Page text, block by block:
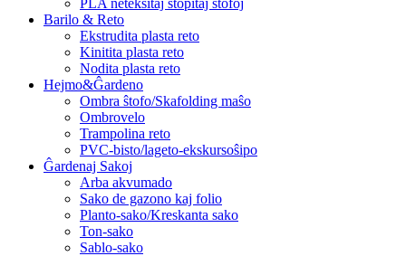
Barilo & Reto
Ekstrudita plasta reto
Kinitita plasta reto
Nodita plasta reto
Hejmo&Ĝardeno
Ombra ŝtofo/Skafolding maŝo
Ombrovelo
Trampolina reto
PVC-bisto/lageto-ekskursoŝipo
Ĝardenaj Sakoj
Arba akvumado
Sako de gazono kaj folio
Planto-sako/Kreskanta sako
Ton-sako
Sablo-sako